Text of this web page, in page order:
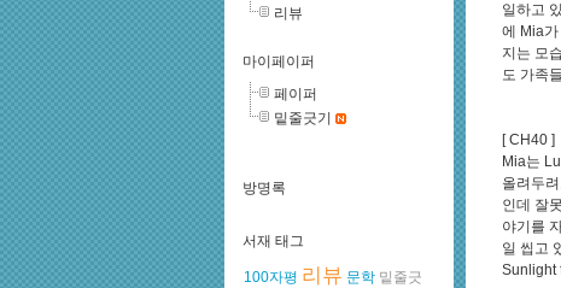
일하고
에 Mia
지는 모
도 가족
[ CH40 ]
Mia는
올려두
인데 잘
야기를
일 씹고
Sunlight
리뷰
마이페이퍼
페이퍼
밑줄긋기
방명록
서재 태그
100자평 리뷰 문학 밑줄긋